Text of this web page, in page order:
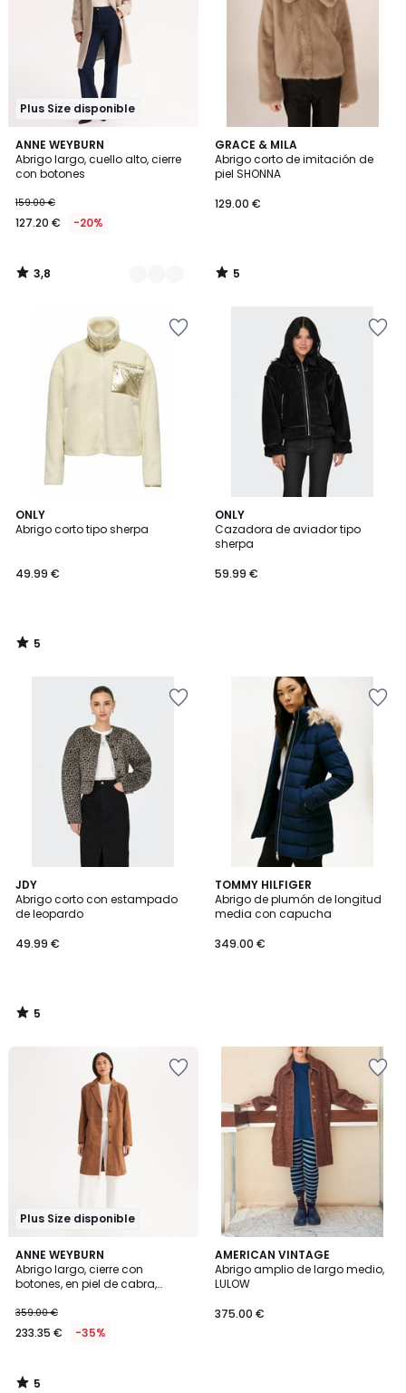
Plus Size disponible
ANNE WEYBURN
Abrigo largo, cuello alto, cierre
con botones
159.00 €
127.20 € -20%
3,8
/ 5
2
Colores
3,8
/
GRACE & MILA
Abrigo corto de imitación de
piel SHONNA
129.00 €
5
/
5
5
/
ONLY
Abrigo corto tipo sherpa
49.99 €
5
/
5
/
ONLY
Cazadora de aviador tipo
sherpa
59.99 €
JDY
Abrigo corto con estampado
de leopardo
49.99 €
5
/
5
5
/
TOMMY HILFIGER
Abrigo de plumón de longitud
media con capucha
349.00 €
Plus Size disponible
ANNE WEYBURN
Abrigo largo, cierre con
botones, en piel de cabra,
359.00 €
233.35 € -35%
5
/
5
5
/
AMERICAN VINTAGE
Abrigo amplio de largo medio,
LULOW
375.00 €